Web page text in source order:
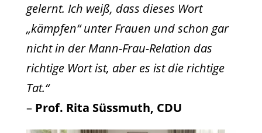
gelernt. Ich weiß, dass dieses Wort
„kämpfen“ unter Frauen und schon gar
nicht in der Mann-Frau-Relation das
richtige Wort ist, aber es ist die richtige
Tat.“
– Prof. Rita Süssmuth, CDU